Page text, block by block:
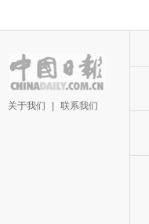
关于我们 联系我们